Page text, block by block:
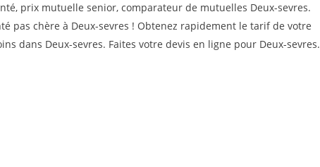
prix mutuelle senior, comparateur de mutuelles Deux-sevres.
pas chère à Deux-sevres ! Obtenez rapidement le tarif de votre
dans Deux-sevres. Faites votre devis en ligne pour Deux-sevres.